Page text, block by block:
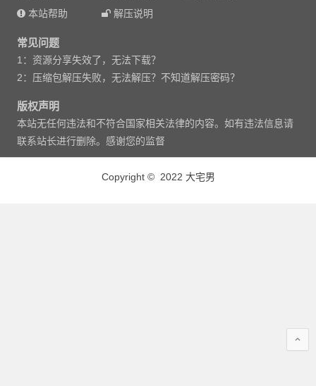
本站帮助
解压说明
常见问题
1：资源分享失效了，无法下载？
2：压缩包解压失败，无法解压？不知道解压密码？
版权声明
本站无任何违法和不符合国家相关法律的内容。如有违法信息请
联系站长进行删除。感谢您的监督
Copyright © 2022 大宅男